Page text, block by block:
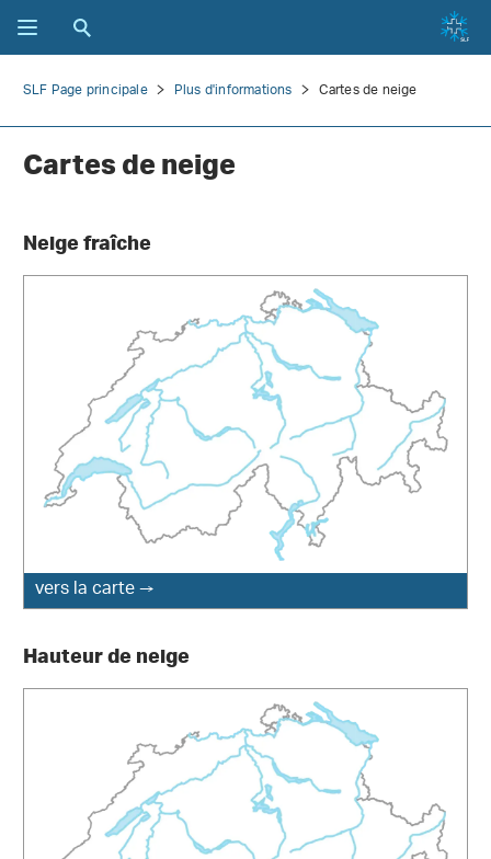
SLF Page principale Plus d'informations Cartes de neige
Cartes de neige
Neige fraîche
vers la carte →
Hauteur de neige